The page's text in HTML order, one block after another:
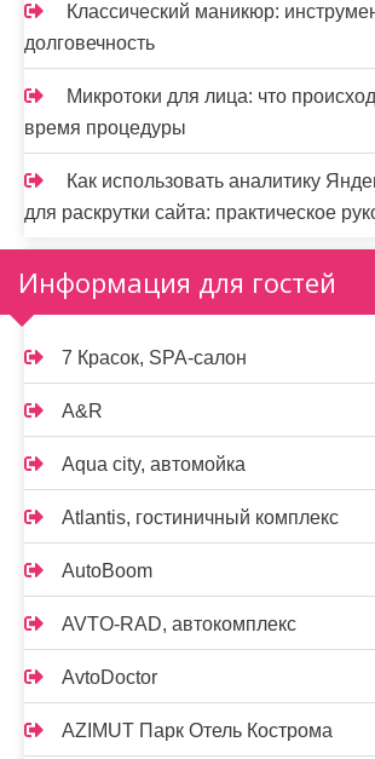
Классический маникюр:
долговечность
Микротоки для лица: что
время процедуры
Как использовать аналитику
для раскрутки сайта: практическое
Информация для гостей
7 Красок, SPA-салон
A&R
Aqua city, автомойка
Atlantis, гостиничный комплекс
AutoBoom
AVTO-RAD, автокомплекс
AvtoDoctor
AZIMUT Парк Отель Кострома